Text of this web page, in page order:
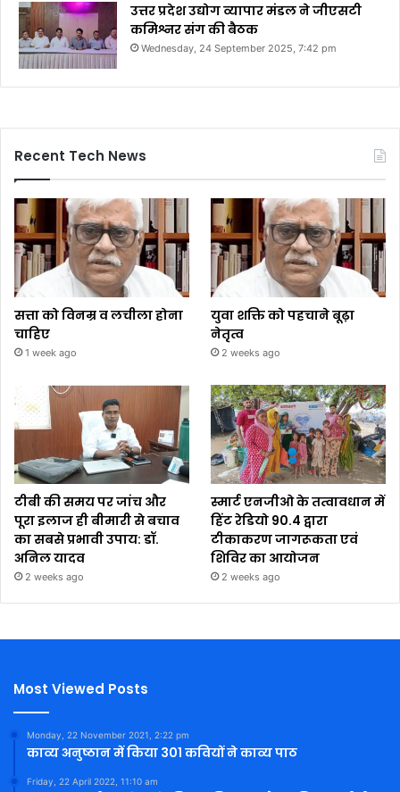
उत्तर प्रदेश उद्योग व्यापार मंडल ने जीएसटी
कमिश्नर संग की बैठक
Wednesday, 24 September 2025, 7:42 pm
Recent Tech News
सत्ता को विनम्र व लचीला होना
चाहिए
1 week ago
युवा शक्ति को पहचाने बूढ़ा
नेतृत्व
2 weeks ago
टीबी की समय पर जांच और
पूरा इलाज ही बीमारी से बचाव
का सबसे प्रभावी उपाय: डॉ.
अनिल यादव
2 weeks ago
स्मार्ट एनजीओ के तत्वावधान में
हिंट रेडियो 90.4 द्वारा
टीकाकरण जागरूकता एवं
शिविर का आयोजन
2 weeks ago
Most Viewed Posts
Monday, 22 November 2021, 2:22 pm
काव्य अनुष्ठान में किया 301 कवियों ने काव्य पाठ
Friday, 22 April 2022, 11:10 am